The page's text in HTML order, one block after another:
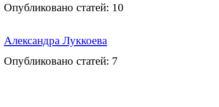
Опубликовано статей: 10
Александра Луккоева
Опубликовано статей: 7